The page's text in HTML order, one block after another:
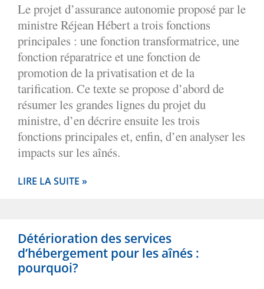
Le projet d’assurance autonomie proposé par le
ministre Réjean Hébert a trois fonctions
principales : une fonction transformatrice, une
fonction réparatrice et une fonction de
promotion de la privatisation et de la
tarification. Ce texte se propose d’abord de
résumer les grandes lignes du projet du
ministre, d’en décrire ensuite les trois
fonctions principales et, enfin, d’en analyser les
impacts sur les aînés.
LIRE LA SUITE »
Détérioration des services
d’hébergement pour les aînés :
pourquoi?